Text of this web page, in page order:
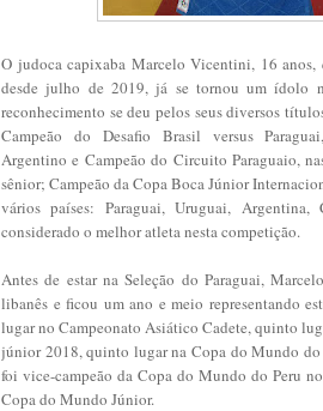
O judoca capixaba Marcelo Vicentini, 16 anos,
desde julho de 2019, já se tornou um ídolo
reconhecimento se deu pelos seus diversos
Campeão do Desafio Brasil versus
Argentino e Campeão do Circuito Paraguaio,
sênior; Campeão da Copa Boca Júnior
vários países: Paraguai, Uruguai, Argentina,
considerado o melhor atleta nesta competição.
Antes de estar na Seleção do Paraguai,
libanês e ficou um ano e meio representando
lugar no Campeonato Asiático Cadete, quinto
júnior 2018, quinto lugar na Copa do Mundo do
foi vice-campeão da Copa do Mundo do Peru
Copa do Mundo Júnior.